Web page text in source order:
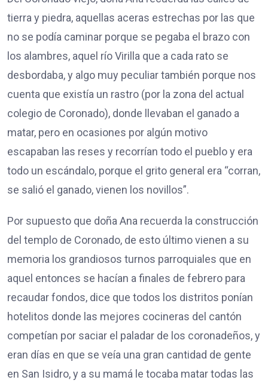
tierra y piedra, aquellas aceras estrechas por las que
no se podía caminar porque se pegaba el brazo con
los alambres, aquel río Virilla que a cada rato se
desbordaba, y algo muy peculiar también porque nos
cuenta que existía un rastro (por la zona del actual
colegio de Coronado), donde llevaban el ganado a
matar, pero en ocasiones por algún motivo
escapaban las reses y recorrían todo el pueblo y era
todo un escándalo, porque el grito general era “corran,
se salió el ganado, vienen los novillos”.
Por supuesto que doña Ana recuerda la construcción
del templo de Coronado, de esto último vienen a su
memoria los grandiosos turnos parroquiales que en
aquel entonces se hacían a finales de febrero para
recaudar fondos, dice que todos los distritos ponían
hotelitos donde las mejores cocineras del cantón
competían por saciar el paladar de los coronadeños, y
eran días en que se veía una gran cantidad de gente
en San Isidro, y a su mamá le tocaba matar todas las